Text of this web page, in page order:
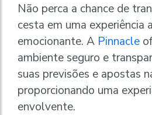
Não perca a chance de
cesta em uma experiência
emocionante. A Pinnacle
ambiente seguro e
suas previsões e apostas
proporcionando uma
envolvente.